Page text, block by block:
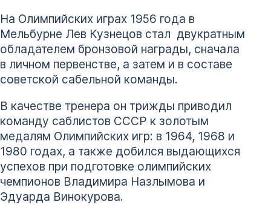
На Олимпийских играх 1956 года в
Мельбурне Лев Кузнецов стал двукратным
обладателем бронзовой награды, сначала
в личном первенстве, а затем и в составе
советской сабельной команды.
В качестве тренера он трижды приводил
команду саблистов СССР к золотым
медалям Олимпийских игр: в 1964, 1968 и
1980 годах, а также добился выдающихся
успехов при подготовке олимпийских
чемпионов Владимира Назлымова и
Эдуарда Винокурова.